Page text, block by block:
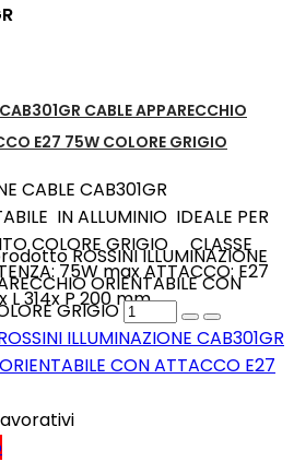
CABLE APPARECCHIO
E27 75W COLORE GRIGIO
CABLE CAB301GR
IN ALLUMINIO IDEALE PER
COLORE GRIGIO CLASSE
75W max ATTACCO: E27
L 314x P 200 mm
ROSSINI ILLUMINAZIONE
ORIENTABILE CON
GRIGIO
ILLUMINAZIONE CAB301GR
CON ATTACCO E27